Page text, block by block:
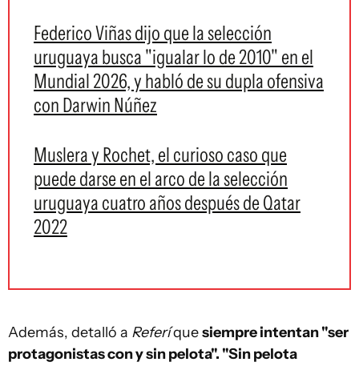
Federico Viñas dijo que la selección
uruguaya busca "igualar lo de 2010" en el
Mundial 2026, y habló de su dupla ofensiva
con Darwin Núñez
Muslera y Rochet, el curioso caso que
puede darse en el arco de la selección
uruguaya cuatro años después de Qatar
2022
Además, detalló a Referíquesiempre intentan "ser
protagonistas con y sin pelota". "Sin pelota